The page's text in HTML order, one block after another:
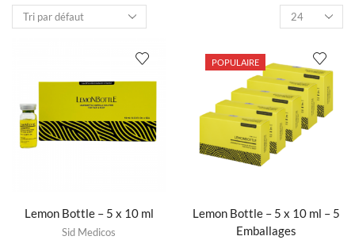
Lemon Bottle – 5 x 10 ml
Sid Medicos
POPULAIRE
Lemon Bottle – 5 x 10 ml – 5
Emballages